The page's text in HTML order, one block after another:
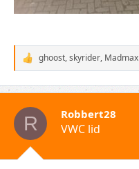
W
a
a
r
d
e
i
n
ghoost,skyrider, Madmax
R Robbert28
VWC lid